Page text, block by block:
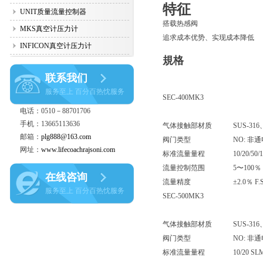
UNIT质量流量控制器
MKS真空计压力计
INFICON真空计压力计
联系我们
服务至上 百分百热忱服务
电话：0510－88701706
手机：13665113636
邮箱： plg888@163.com
网址： www.lifecoachrajsoni.com
在线咨询
服务至上 百分百热忱服务
特征
搭载热感阀
追求成本优势、实现成本降低
規格
SEC-400MK3
气体接触部材质
SUS-316
阀门类型
NO: 非
标准流量量程
10/20/50/
流量控制范围
5〜100％
流量精度
±2.0％
SEC-500MK3
气体接触部材质
SUS-316
阀门类型
NO: 非
标准流量量程
10/20